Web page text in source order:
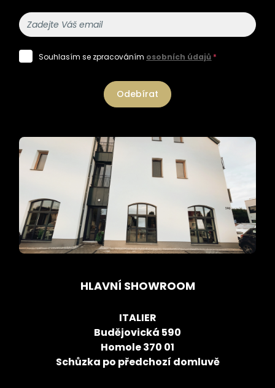
Souhlasím se zpracováním osobních údajů *
Odebírat
HLAVNÍ SHOWROOM
ITALIER
Budějovická 590
Homole 370 01
Schůzka po předchozí domluvě